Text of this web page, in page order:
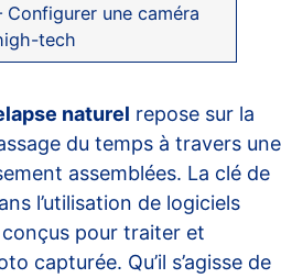
Configurer une caméra
tech
naturel repose sur la
du temps à travers une
assemblées. La clé de
l’utilisation de logiciels
pour traiter et
capturée. Qu’il s’agisse de